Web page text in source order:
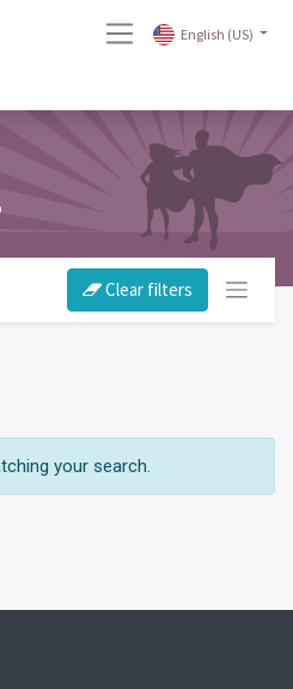
English (US)
Clear filters
your search.